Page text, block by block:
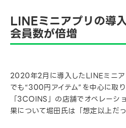
LINEミニアプリの導
会員数が倍増
2020年2月に導入したLINEミニ
でも“300円アイテム”を中心に取
「3COINS」の店舗でオペレーシ
果について堀田氏は「想定以上だ